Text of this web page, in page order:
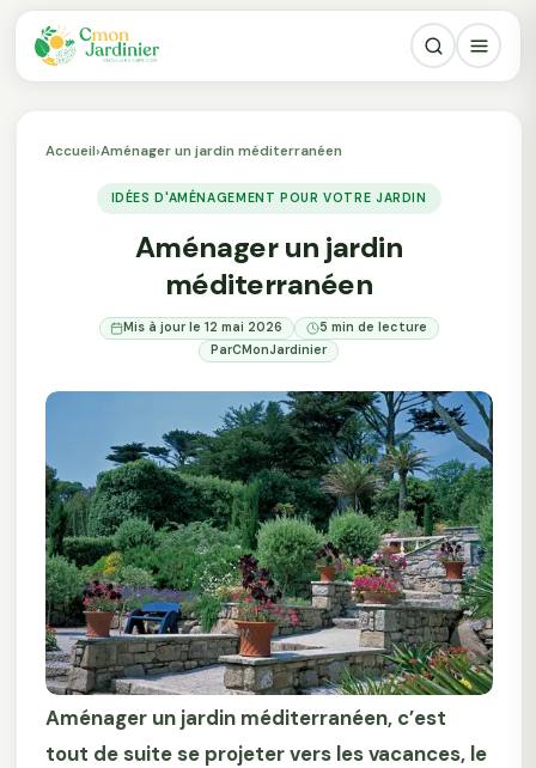
Accueil›Aménager un jardin méditerranéen
IDÉES D'AMÉNAGEMENT POUR VOTRE JARDIN
Aménager un jardin
méditerranéen
Mis à jour le 12 mai 2026
5 min de lecture
ParCMonJardinier
Aménager un jardin méditerranéen, c’est
tout de suite se projeter vers les vacances, le